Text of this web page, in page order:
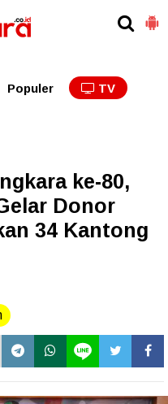
Populer TV
ke-80,
Donor
34 Kantong